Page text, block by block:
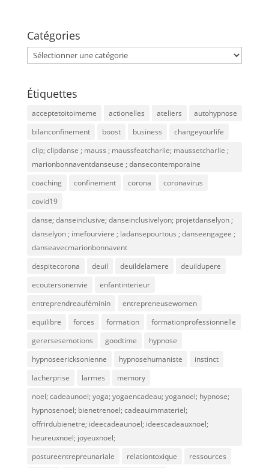
Catégories
Catégories
Étiquettes
acceptetoitoimeme actionelles ateliers
autohypnose
bilanconfinement
boost business
changeyourlife
clip; clipdanse ; mauss ; maussfeatcharlie; maussetcharlie ;
marionbonnaventdanseuse ; dansecontemporaine
coaching
confinement corona
coronavirus
covid19
danse; danseinclusive; danseinclusivelyon; projetdanselyon ;
danselyon ; imefourviere ; ladansepourtous ; danseengagee ;
danseavecmarionbonnavent
despitecorona
deuil deuildelamere
deuildupere
ecoutersonenvie
enfantinterieur
entreprendreauféminin
entrepreneusewomen
equilibre
forces formation
formationprofessionnelle
gerersesemotions
goodtime
hypnose
hypnoseericksonienne
hypnosehumaniste
instinct
lacherprise
larmes
memory
noel; cadeaunoel; yoga; yogaencadeau; yoganoel; hypnose;
hypnosenoel; bienetrenoel; cadeauimmateriel;
offrirdubienetre; ideecadeaunoel; ideescadeauxnoel;
heureuxnoel; joyeuxnoel;
postureentrepreunariale
relationtoxique
ressources